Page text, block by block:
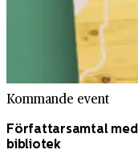
Kommande event
Författarsamtal
bibliotek